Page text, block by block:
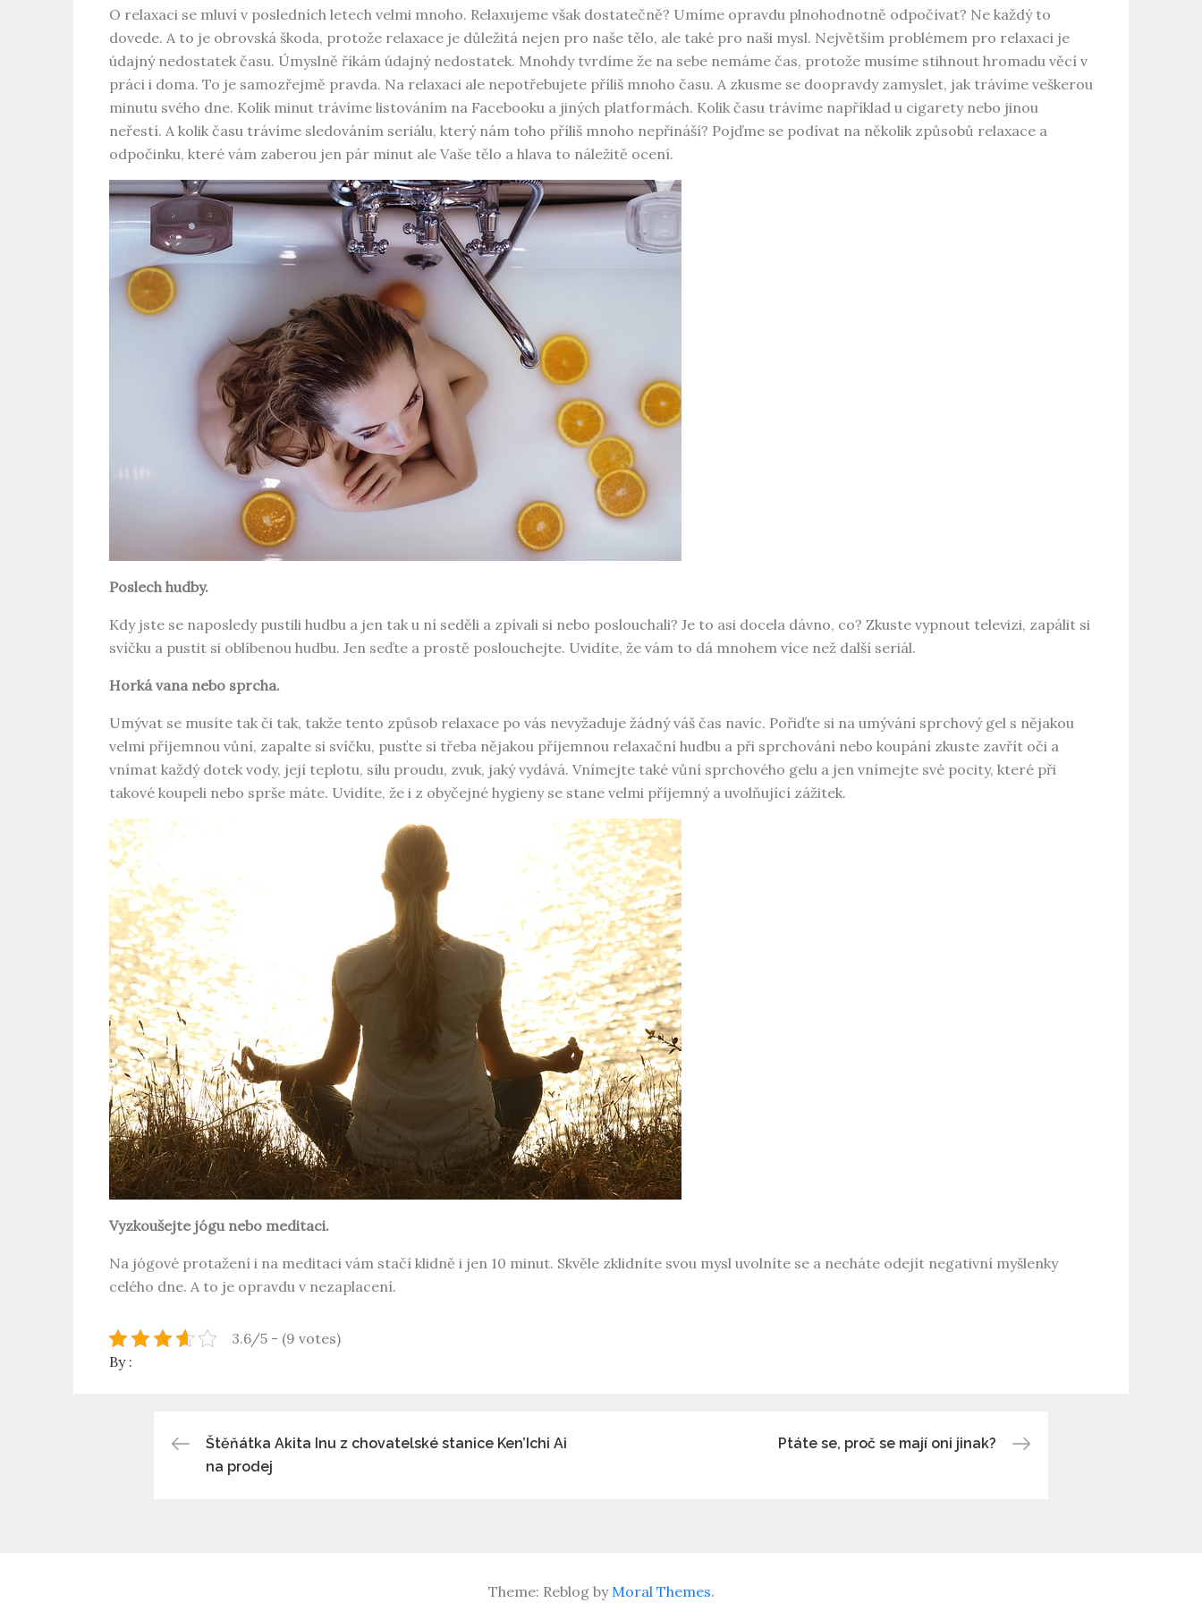
O relaxaci se mluví v posledních letech velmi mnoho. Relaxujeme však dostatečně? Umíme opravdu plnohodnotně odpočívat? Ne každý to
dovede. A to je obrovská škoda, protože relaxace je důležitá nejen pro naše tělo, ale také pro naši mysl. Největším problémem pro relaxaci je
údajný nedostatek času. Úmyslně říkám údajný nedostatek. Mnohdy tvrdíme že na sebe nemáme čas, protože musíme stihnout hromadu věcí v
práci i doma. To je samozřejmě pravda. Na relaxaci ale nepotřebujete příliš mnoho času. A zkusme se doopravdy zamyslet, jak trávíme veškerou
minutu svého dne. Kolik minut trávíme listováním na Facebooku a jiných platformách. Kolik času trávíme například u cigarety nebo jinou
neřestí. A kolik času trávíme sledováním seriálu, který nám toho příliš mnoho nepřináší? Pojďme se podívat na několik způsobů relaxace a
odpočinku, které vám zaberou jen pár minut ale Vaše tělo a hlava to náležitě ocení.
Poslech hudby.
Kdy jste se naposledy pustili hudbu a jen tak u ní seděli a zpívali si nebo poslouchali? Je to asi docela dávno, co? Zkuste vypnout televizi, zapálit si
svíčku a pustit si oblíbenou hudbu. Jen seďte a prostě poslouchejte. Uvidíte, že vám to dá mnohem více než další seriál.
Horká vana nebo sprcha.
Umývat se musíte tak či tak, takže tento způsob relaxace po vás nevyžaduje žádný váš čas navíc. Pořiďte si na umývání sprchový gel s nějakou
velmi příjemnou vůní, zapalte si svíčku, pusťte si třeba nějakou příjemnou relaxační hudbu a při sprchování nebo koupání zkuste zavřít oči a
vnímat každý dotek vody, její teplotu, sílu proudu, zvuk, jaký vydává. Vnímejte také vůní sprchového gelu a jen vnímejte své pocity, které při
takové koupeli nebo sprše máte. Uvidíte, že i z obyčejné hygieny se stane velmi příjemný a uvolňující zážitek.
Vyzkoušejte jógu nebo meditaci.
Na jógové protažení i na meditaci vám stačí klidně i jen 10 minut. Skvěle zklidníte svou mysl uvolníte se a necháte odejít negativní myšlenky
celého dne. A to je opravdu v nezaplacení.
3.6/5 - (9 votes)
By :
Navigace
Štěňátka Akita Inu z chovatelské stanice Ken’Ichi Ai
na prodej
Ptáte se, proč se mají oni jinak?
Theme: Reblog byMoral Themes.